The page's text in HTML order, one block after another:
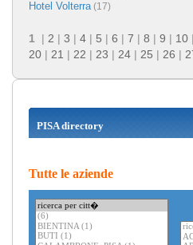
Hotel Volterra(17)
1 | 2 | 3 | 4 | 5 | 6 | 7 | 8 | 9 | 10 |
20 | 21 | 22 | 23 | 24 | 25 | 26 |
PISA directory
Tutte le aziende